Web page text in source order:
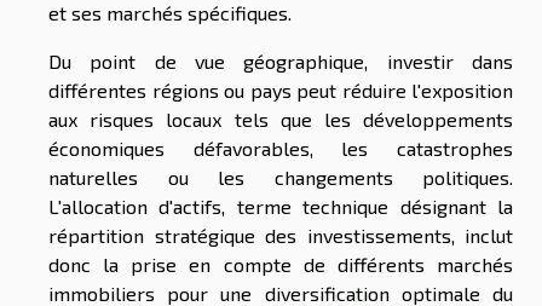
et ses marchés spécifiques.
Du point de vue géographique, investir dans
différentes régions ou pays peut réduire l'exposition
aux risques locaux tels que les développements
économiques défavorables, les catastrophes
naturelles ou les changements politiques.
L'allocation d'actifs, terme technique désignant la
répartition stratégique des investissements, inclut
donc la prise en compte de différents marchés
immobiliers pour une diversification optimale du